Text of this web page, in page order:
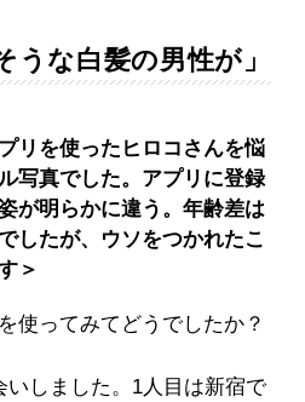
うな白髪の男性が」
リを使ったヒロコさんを悩
写真でした。アプリに登録
が明らかに違う。年齢差は
したが、ウソをつかれたこ
＞
ってみてどうでしたか？
いしました。1人目は新宿で